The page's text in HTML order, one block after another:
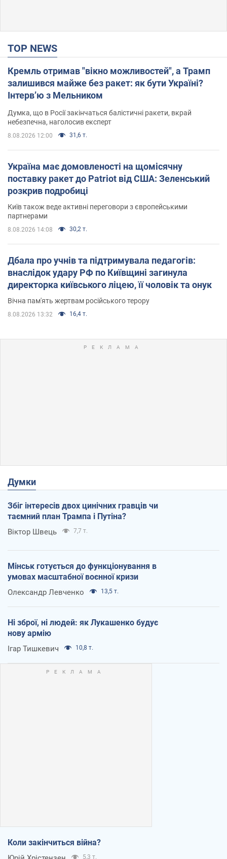
TOP NEWS
Кремль отримав "вікно можливостей", а Трамп
залишився майже без ракет: як бути Україні?
Інтерв’ю з Мельником
Думка, що в Росії закінчаться балістичні ракети, вкрай
небезпечна, наголосив експерт
8.08.2026 12:00 31,6 т.
Україна має домовленості на щомісячну
поставку ракет до Patriot від США: Зеленський
розкрив подробиці
Київ також веде активні переговори з європейськими
партнерами
8.08.2026 14:08 30,2 т.
Дбала про учнів та підтримувала педагогів:
внаслідок удару РФ по Київщині загинула
директорка київського ліцею, її чоловік та онук
Вічна пам'ять жертвам російського терору
8.08.2026 13:32 16,4 т.
Думки
Збіг інтересів двох цинічних гравців чи
таємний план Трампа і Путіна?
Віктор Швець 7,7 т.
Мінськ готується до функціонування в
умовах масштабної воєнної кризи
Олександр Левченко 13,5 т.
Ні зброї, ні людей: як Лукашенко будує
нову армію
Ігар Тишкевич 10,8 т.
Коли закінчиться війна?
5,3 т.